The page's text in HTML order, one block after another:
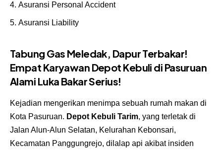
Asuransi Personal Accident
Asuransi Liability
Tabung Gas Meledak, Dapur Terbakar!
Empat Karyawan Depot Kebuli di Pasuruan
Alami Luka Bakar Serius!
Kejadian mengerikan menimpa sebuah rumah makan di
Kota Pasuruan. Depot Kebuli Tarim, yang terletak di
Jalan Alun-Alun Selatan, Kelurahan Kebonsari,
Kecamatan Panggungrejo, dilalap api akibat insiden